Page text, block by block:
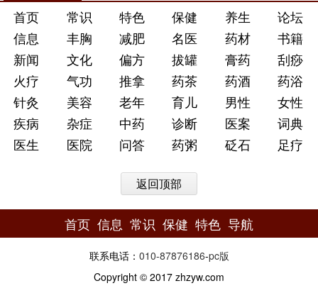
首页 常识 特色 保健 养生
论坛
信息
丰胸 减肥 名医 药材
书籍
新闻
文化 偏方 拔罐 膏药
刮痧
火疗
气功 推拿 药茶 药酒
药浴
针灸
美容 老年 育儿 男性
女性
疾病
杂症 中药 诊断 医案
词典
医生
医院 问答 药粥 砭石 足疗
返回顶部
首页 信息 常识 保健 特色 导航
联系电话： 010-87876186-pc版
Copyright © 2017 zhzyw.com